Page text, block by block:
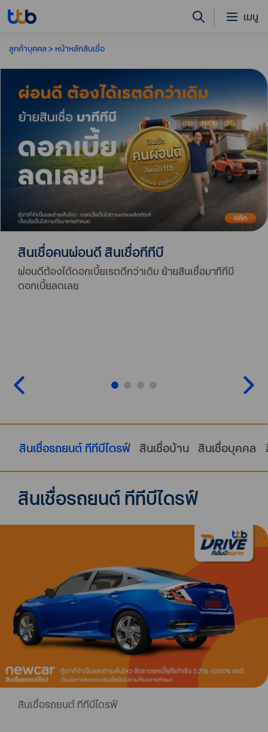
เมนู
ลูกค้าบุคคล หน้าหลักสินเชื่อ
สินเชื่อคนผ่อนดี สินเชื่อทีทีบี
ผ่อนดีต้องได้ดอกเบี้ยเรตดีกว่าเดิม ย้ายสินเชื่อมาทีทีบี
ดอกเบี้ยลดเลย
สินเชื่อรถแลกเงิน ทีทีบีไดรฟ์ วงเงินสูง
ดอกเบี้ยต่ำ รับเงินไวภายใน 1 วันคลิก
หนึ่งในตัวช่วยที่ดีสำหรับคนต้องการเงินก้อน เงินด่วน กับ
บริการรวบหนี้เป็นก้อนเดียว กับทีทีบี (Debt
Consolidation)
เพียงมีบ้าน หรือมีรถ มาเป็นหลักประกัน ก็ช่วยประหยัด
สินเชื่อคนผ่อนดี สินเชื่อทีทีบี
ผ่อนดีต้องได้ดอกเบี้ยเรตดีกว่าเดิม ย้ายสินเชื่อมาทีทีบี
ดอกเบี้ยลดเลย
สินเชื่อรถยนต์ ทีทีบีไดรฟ์ สินเชื่อบ้าน สินเชื่อบุคคล
สินเชื่อรถยนต์ ทีทีบีไดรฟ์
สินเชื่อรถยนต์ ทีทีบีไดรฟ์